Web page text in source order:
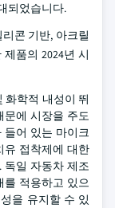
되었습니다.
콘 기반, 아크릴
품의 2024년 시
화학적 내성이 뛰
문에 시장을 주도
들어 있는 마이크
유 접착제에 대한
독일 자동차 제조
를 적용하고 있으
을 유지할 수 있